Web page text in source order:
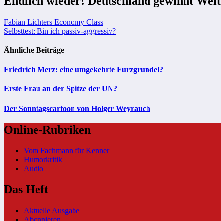
Beitragsnavigation
Fabian Lichters Economy Class
Selbsttest: Bin ich passiv-aggressiv?
Ähnliche Beiträge
Friedrich Merz: eine umgekehrte Furzgrundel?
Erste Frau an der Spitze der UN?
Der Sonntagscartoon von Holger Weyrauch
Online-Rubriken
Vom Fachmann für Kenner
Humorkritik
Audio
Das Heft
Aktuelle Ausgabe
Abonnieren